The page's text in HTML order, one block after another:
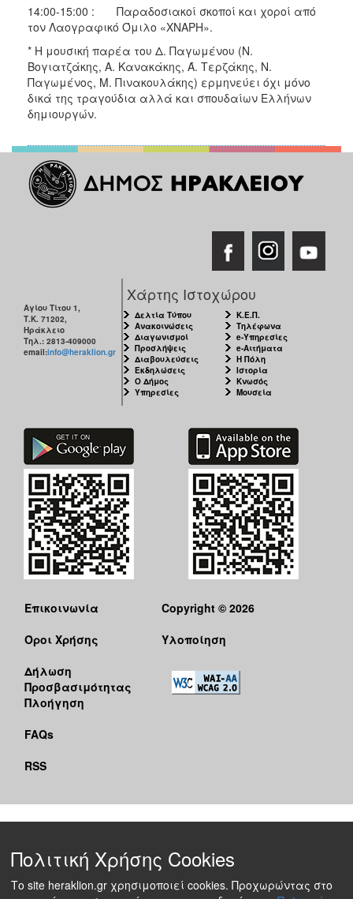
14:00-15:00 : Παραδοσιακοί σκοποί και χοροί από
τον Λαογραφικό Όμιλο «ΧΝΑΡΗ».
* Η μουσική παρέα του Δ. Παγωμένου (Ν.
Βογιατζάκης, Α. Κανακάκης, Ά. Τερζάκης, Ν.
Παγωμένος, Μ. Πινακουλάκης) ερμηνεύει όχι μόνο
δικά της τραγούδια αλλά και σπουδαίων Ελλήνων
δημιουργών.
Αγίου Τίτου 1,
Τ.Κ. 71202,
Ηράκλειο
Τηλ.: 2813-409000
email:info@heraklion.gr
Χάρτης Ιστοχώρου
Δελτία Τύπου
Ανακοινώσεις
Διαγωνισμοί
Προσλήψεις
Διαβουλεύσεις
Εκδηλώσεις
Ο Δήμος
Υπηρεσίες
Κ.Ε.Π.
Τηλέφωνα
e-Υπηρεσίες
e-Αιτήματα
Η Πόλη
Ιστορία
Κνωσός
Μουσεία
Επικοινωνία
Όροι Χρήσης
Δήλωση
Προσβασιμότητας
Πλοήγηση
FAQs
RSS
Copyright © 2026
Υλοποίηση
Πολιτική Χρήσης Cookies
Το site heraklion.gr χρησιμοποιεί cookies. Προχωρώντας στο